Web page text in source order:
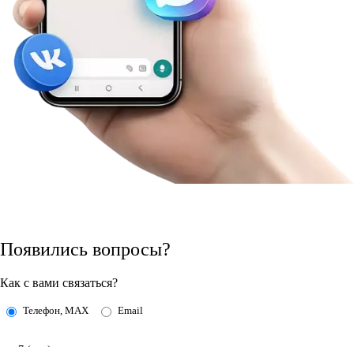
Появились вопросы?
Как с вами связаться?
Телефон, MAX Email